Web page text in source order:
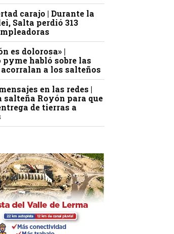
carajo | Durante la
Salta perdió 313
es dolorosa» |
pyme habló sobre las
acorralan a los salteños
en las redes |
salteña Royón para que
de tierras a